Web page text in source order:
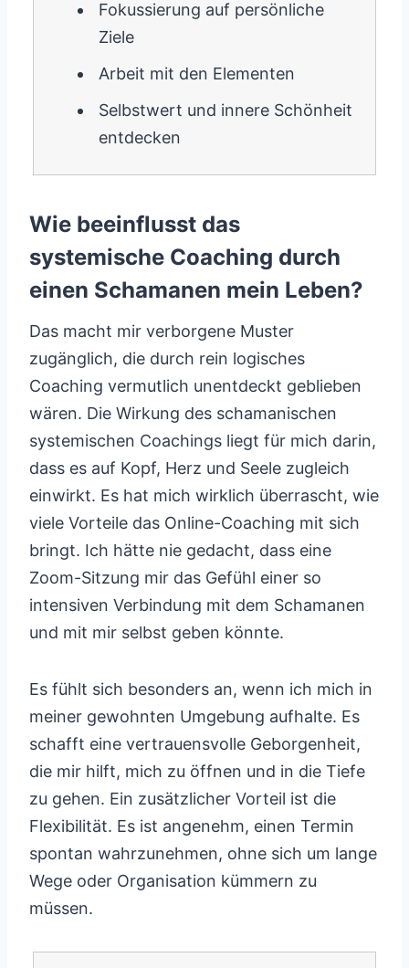
Fokussierung auf persönliche
Ziele
Arbeit mit den Elementen
Selbstwert und innere Schönheit
entdecken
Wie beeinflusst das
systemische Coaching durch
einen Schamanen mein Leben?
Das macht mir verborgene Muster
zugänglich, die durch rein logisches
Coaching vermutlich unentdeckt geblieben
wären. Die Wirkung des schamanischen
systemischen Coachings liegt für mich darin,
dass es auf Kopf, Herz und Seele zugleich
einwirkt. Es hat mich wirklich überrascht, wie
viele Vorteile das Online-Coaching mit sich
bringt. Ich hätte nie gedacht, dass eine
Zoom-Sitzung mir das Gefühl einer so
intensiven Verbindung mit dem Schamanen
und mit mir selbst geben könnte.
Es fühlt sich besonders an, wenn ich mich in
meiner gewohnten Umgebung aufhalte. Es
schafft eine vertrauensvolle Geborgenheit,
die mir hilft, mich zu öffnen und in die Tiefe
zu gehen. Ein zusätzlicher Vorteil ist die
Flexibilität. Es ist angenehm, einen Termin
spontan wahrzunehmen, ohne sich um lange
Wege oder Organisation kümmern zu
müssen.